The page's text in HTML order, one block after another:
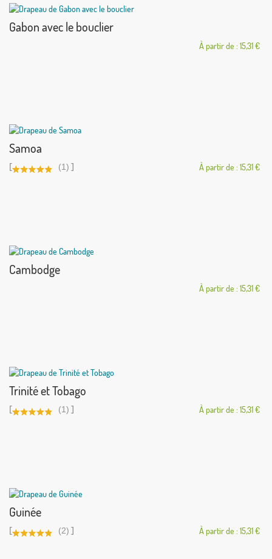
Gabon avec le bouclier
À partir de : 15,31 €
Samoa
[ (1) ] À partir de : 15,31 €
Cambodge
À partir de : 15,31 €
Trinité et Tobago
[ (1) ] À partir de : 15,31 €
Guinée
[ (2) ] À partir de : 15,31 €